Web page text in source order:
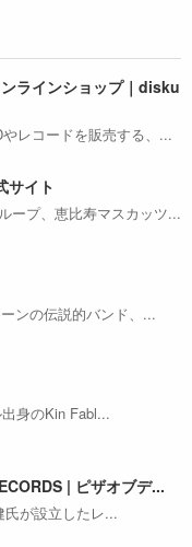
ラインショップ｜disku
レコードを販売する、...
サイト
ープ、恵比寿マスカッツ...
ンの伝説的バンド、...
身のKin Fabl...
| ピザオブデ...
氏が設立したレ...